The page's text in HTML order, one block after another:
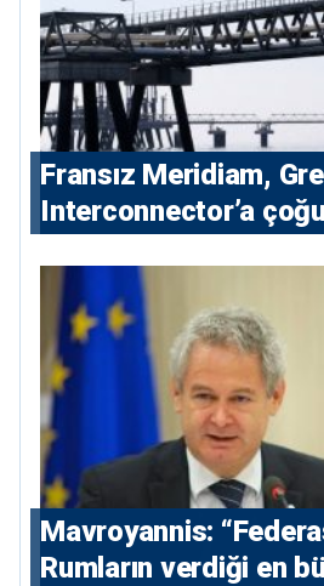
Fransız Meridiam,
Interconnector’a
Mavroyannis:
Rumların verdiği en